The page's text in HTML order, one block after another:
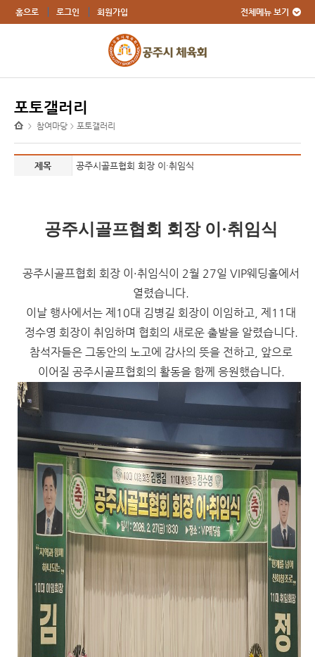
홈으로 로그인 회원가입 전체메뉴 보기
포토갤러리
> 참여마당 > 포토갤러리
제목 공주시골프협회 회장 이·취임식
공주시골프협회 회장 이·취임식
공주시골프협회 회장 이·취임식이 2월 27일 VIP웨딩홀에서
열렸습니다.
이날 행사에서는 제10대 김병길 회장이 이임하고, 제11대
정수영 회장이 취임하며 협회의 새로운 출발을 알렸습니다.
참석자들은 그동안의 노고에 감사의 뜻을 전하고, 앞으로
이어질 공주시골프협회의 활동을 함께 응원했습니다.